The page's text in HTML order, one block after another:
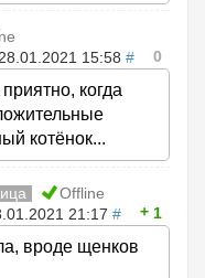
15:58 # 0
когда
котёнок...
Offline
21:17 # 1
вроде щенков